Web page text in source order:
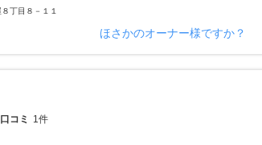
丁目８－１１
ほさかのオーナー様ですか？
口コミ 1件